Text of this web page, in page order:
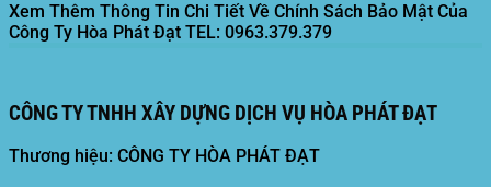
Xem Thêm Thông Tin Chi Tiết Về Chính Sách Bảo Mật Của
Công Ty Hòa Phát Đạt TEL: 0963.379.379
CÔNG TY TNHH XÂY DỰNG DỊCH VỤ HÒA PHÁT ĐẠT
Thương hiệu: CÔNG TY HÒA PHÁT ĐẠT